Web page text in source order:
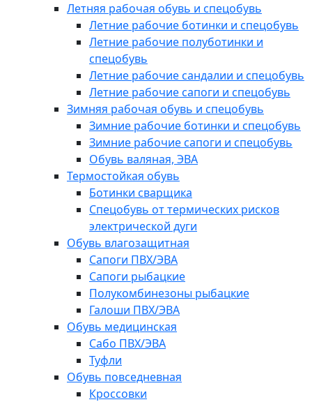
Летняя рабочая обувь и спецобувь
Летние рабочие ботинки и спецобувь
Летние рабочие полуботинки и
спецобувь
Летние рабочие сандалии и спецобувь
Летние рабочие сапоги и спецобувь
Зимняя рабочая обувь и спецобувь
Зимние рабочие ботинки и спецобувь
Зимние рабочие сапоги и спецобувь
Обувь валяная, ЭВА
Термостойкая обувь
Ботинки сварщика
Спецобувь от термических рисков
электрической дуги
Обувь влагозащитная
Сапоги ПВХ/ЭВА
Сапоги рыбацкие
Полукомбинезоны рыбацкие
Галоши ПВХ/ЭВА
Обувь медицинская
Сабо ПВХ/ЭВА
Туфли
Обувь повседневная
Кроссовки